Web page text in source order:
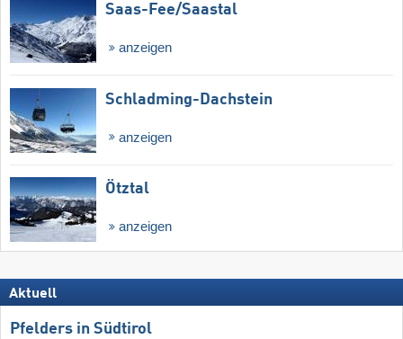
Saas-Fee/​Saastal
anzeigen
Schladming-Dachstein
anzeigen
Ötztal
anzeigen
Aktuell
Pfelders in Südtirol